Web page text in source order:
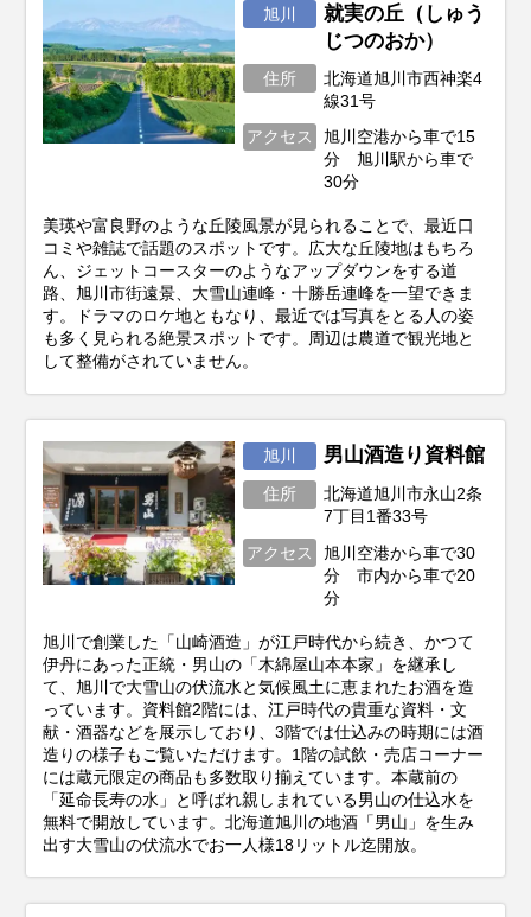
旭川
就実の丘（しゅう
じつのおか）
住所
北海道旭川市西神楽4
線31号
アクセス
旭川空港から車で15
分 旭川駅から車で
30分
美瑛や富良野のような丘陵風景が見られることで、最近口
コミや雑誌で話題のスポットです。広大な丘陵地はもちろ
ん、ジェットコースターのようなアップダウンをする道
路、旭川市街遠景、大雪山連峰・十勝岳連峰を一望できま
す。ドラマのロケ地ともなり、最近では写真をとる人の姿
も多く見られる絶景スポットです。周辺は農道で観光地と
して整備がされていません。
旭川 男山酒造り資料館
住所
北海道旭川市永山2条
7丁目1番33号
アクセス
旭川空港から車で30
分 市内から車で20
分
旭川で創業した「山崎酒造」が江戸時代から続き、かつて
伊丹にあった正統・男山の「木綿屋山本本家」を継承し
て、旭川で大雪山の伏流水と気候風土に恵まれたお酒を造
っています。資料館2階には、江戸時代の貴重な資料・文
献・酒器などを展示しており、3階では仕込みの時期には酒
造りの様子もご覧いただけます。1階の試飲・売店コーナー
には蔵元限定の商品も多数取り揃えています。本蔵前の
「延命長寿の水」と呼ばれ親しまれている男山の仕込水を
無料で開放しています。北海道旭川の地酒「男山」を生み
出す大雪山の伏流水でお一人様18リットル迄開放。